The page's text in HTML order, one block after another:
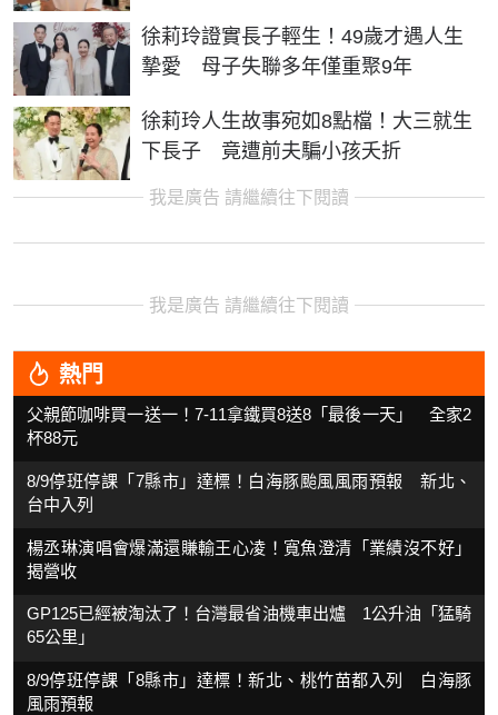
徐莉玲證實長子輕生！49歲才遇人生
摯愛 母子失聯多年僅重聚9年
徐莉玲人生故事宛如8點檔！大三就生
下長子 竟遭前夫騙小孩夭折
我是廣告 請繼續往下閱讀
我是廣告 請繼續往下閱讀
熱門
父親節咖啡買一送一！7-11拿鐵買8送8「最後一天」 全家2
杯88元
8/9停班停課「7縣市」達標！白海豚颱風風雨預報 新北、
台中入列
楊丞琳演唱會爆滿還賺輸王心凌！寬魚澄清「業績沒不好」
揭營收
GP125已經被淘汰了！台灣最省油機車出爐 1公升油「猛騎
65公里」
8/9停班停課「8縣市」達標！新北、桃竹苗都入列 白海豚
風雨預報